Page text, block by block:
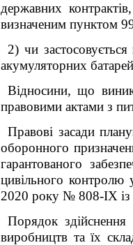
державних
визначеним пунктом
2) чи
акумуляторних
Відносини, що
правовими актами з
Правові засади
оборонного
гарантованого
цивільного контролю
2020 року № 808-ІХ із
Порядок здійснення
виробництв та їх